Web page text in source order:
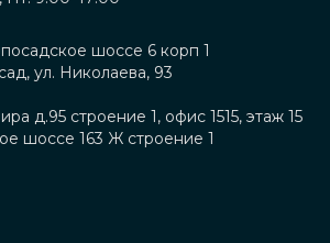
шоссе 6 корп 1
ул. Николаева, 93
д.95 строение 1, офис 1515, этаж 15
шоссе 163 Ж строение 1